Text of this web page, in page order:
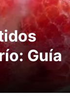
Guía